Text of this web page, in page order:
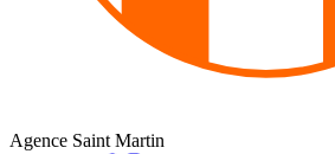
Agence Saint Martin